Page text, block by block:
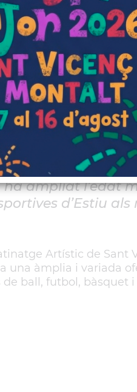
Ball i de la
ampliat l’edat
d’Estiu als
Artístic de Sant
una àmplia i variada
ball, futbol, bàsquet